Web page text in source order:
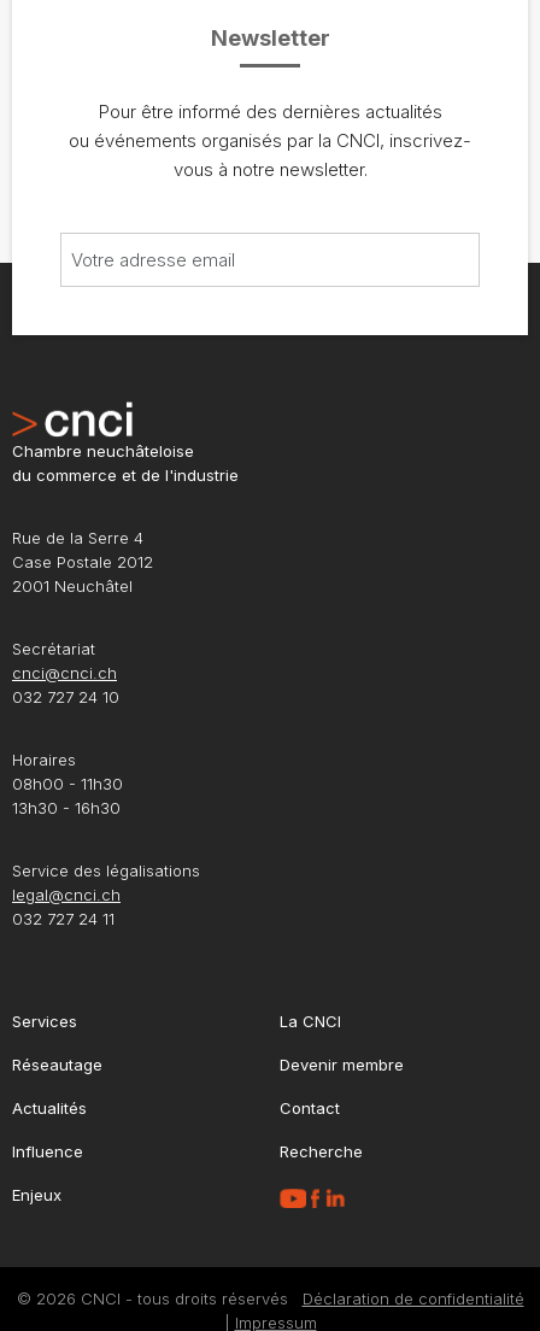
Newsletter
Pour être informé des dernières actualités
ou événements organisés par la CNCI, inscrivez-
vous à notre newsletter.
Chambre neuchâteloise
du commerce et de l'industrie
Rue de la Serre 4
Case Postale 2012
2001 Neuchâtel
Secrétariat
cnci@cnci.ch
032 727 24 10
Horaires
08h00 - 11h30
13h30 - 16h30
Service des légalisations
legal@cnci.ch
032 727 24 11
Services
Réseautage
Actualités
Influence
Enjeux
La CNCI
Devenir membre
Contact
Recherche
© 2026 CNCI - tous droits réservés Déclaration de confidentialité
Impressum